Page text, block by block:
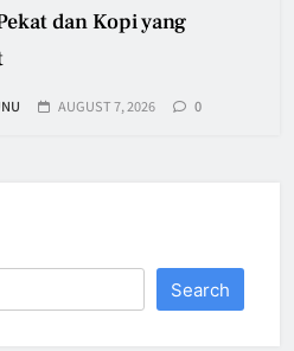
dan Kopi yang
AUGUST 7, 2026 0
Search